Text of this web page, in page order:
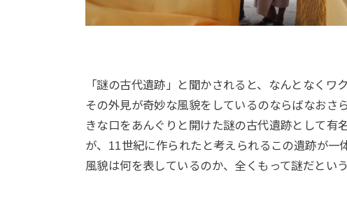
「謎の古代遺跡」と聞かされると、なんとなくワ
その外見が奇妙な風貌をしているのならばなおさ
きな口をあんぐりと開けた謎の古代遺跡として有
が、11世紀に作られたと考えられるこの遺跡が
風貌は何を表しているのか、全くもって謎だという